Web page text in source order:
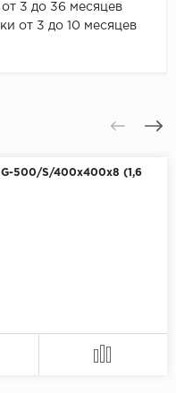
3 до 36 месяцев
от 3 до 10 месяцев
G-500/S/400x400x8 (1,6